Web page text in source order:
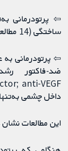
⇦ پرتودرمانی
ساختگی (14 مطالعه، 1223 نفر)؛ یا
⇦ پرتودرمانی به‌
داخل چشمی به‌تنهایی
این مطالعات